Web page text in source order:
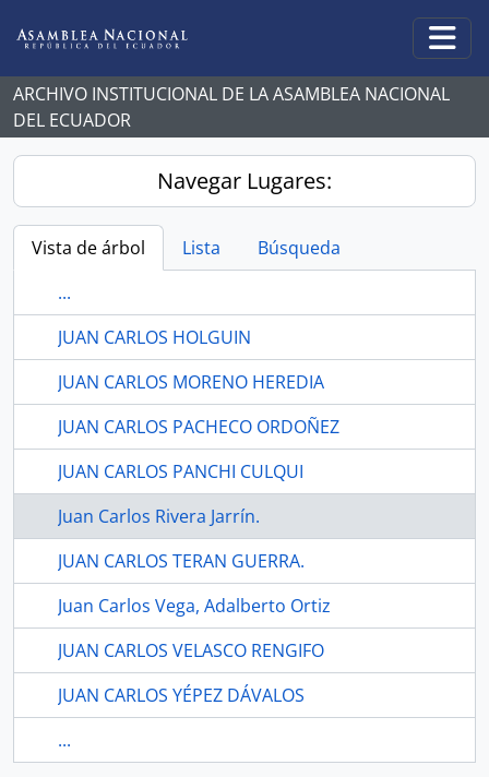
ARCHIVO INSTITUCIONAL DE LA ASAMBLEA NACIONAL
DEL ECUADOR
Navegar Lugares:
Vista de árbol Lista
Búsqueda
...
JUAN CARLOS HOLGUIN
JUAN CARLOS MORENO HEREDIA
JUAN CARLOS PACHECO ORDOÑEZ
JUAN CARLOS PANCHI CULQUI
Juan Carlos Rivera Jarrín.
JUAN CARLOS TERAN GUERRA.
Juan Carlos Vega, Adalberto Ortiz
JUAN CARLOS VELASCO RENGIFO
JUAN CARLOS YÉPEZ DÁVALOS
...